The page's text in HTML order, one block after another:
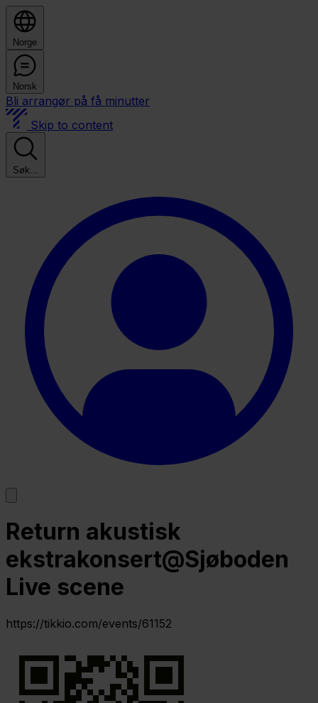
Norge
Norsk
Bli arrangør på få minutter
Skip to content
Søk...
Return akustisk
ekstrakonsert@Sjøboden
Live scene
https://tikkio.com/events/61152